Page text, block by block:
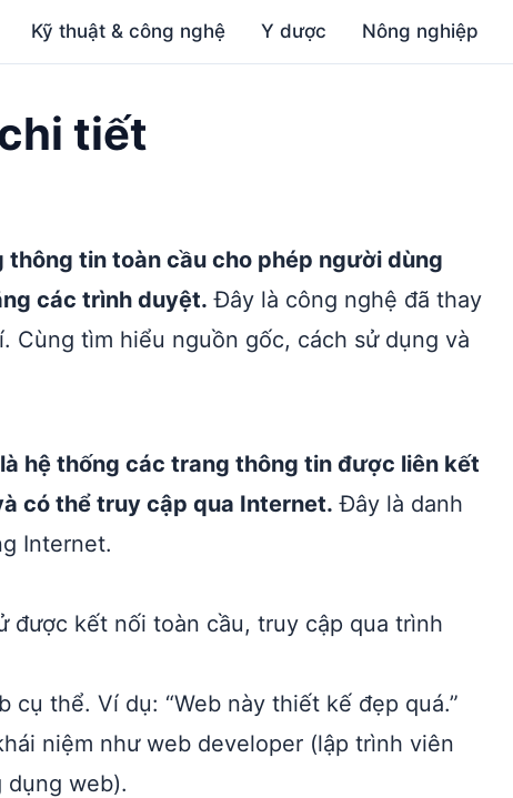
Kỹ thuật & công nghệ Y dược Nông nghiệp
chi tiết
tin toàn cầu cho phép người dùng
các trình duyệt. Đây là công nghệ đã thay
Cùng tìm hiểu nguồn gốc, cách sử dụng và
hệ thống các trang thông tin được liên kết
có thể truy cập qua Internet. Đây là danh
Internet.
kết nối toàn cầu, truy cập qua trình
cụ thể. Ví dụ: “Web này thiết kế đẹp quá.”
niệm như web developer (lập trình viên
web).